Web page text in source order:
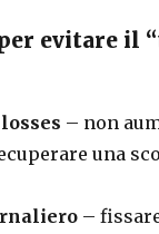
per evitare il
– non
una
–